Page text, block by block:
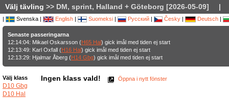
Välj tävling >> DM, sprint, Halland + Göteborg [2026-05-09] |
| Svenska | English | Suomeksi | Русский | Česky | Deutsch |
Senaste passeringarna
12:14:04: Mikael Oskarsson (H65 Hal) gick imål med tiden ej start
12:13:49: Karl Oxfall (H16 Hal) gick imål med tiden ej start
12:13:29: Hjalmar Åberg (H14 Gbg) gick imål med tiden ej start
Välj klass
D10 Gbg
D10 Hal
Ingen klass vald! Öppna i nytt fönster